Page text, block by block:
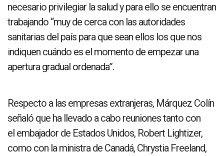
necesario privilegiar la salud y para ello se encuentran
trabajando “muy de cerca con las autoridades
sanitarias del país para que sean ellos los que nos
indiquen cuándo es el momento de empezar una
apertura gradual ordenada”.
Respecto a las empresas extranjeras, Márquez Colín
señaló que ha llevado a cabo reuniones tanto con
el embajador de Estados Unidos, Robert Lightizer,
como con la ministra de Canadá, Chrystia Freeland,